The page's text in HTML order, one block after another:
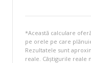
*Această calculare
pe orele pe care
Rezultatele sunt
reale. Câștigurile reale